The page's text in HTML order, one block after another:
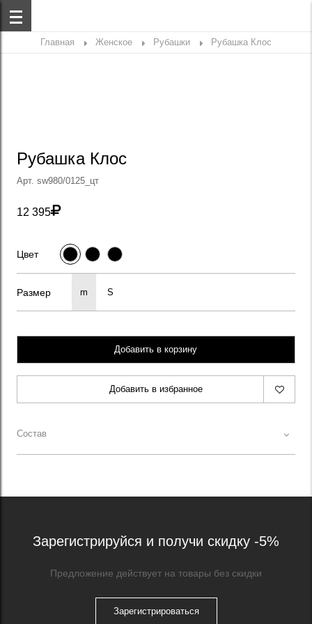
Главная Женское Рубашки Рубашка Клос
Рубашка Клос
Арт. sw980/0125_цт
12 395
Цвет
Размер m S
Добавить в корзину
Добавить в избранное
Состав
Зарегистрируйся и получи скидку -5%
Предложение действует на товары без скидки
Зарегистрироваться